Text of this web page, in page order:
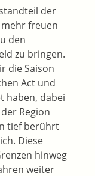
der
freuen
den
zu bringen.
die Saison
Act und
haben, dabei
Region
tief berührt
Diese
hinweg
weiter